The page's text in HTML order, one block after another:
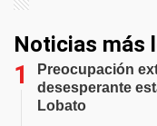
Noticias más
Preocupación
desesperante
Lobato